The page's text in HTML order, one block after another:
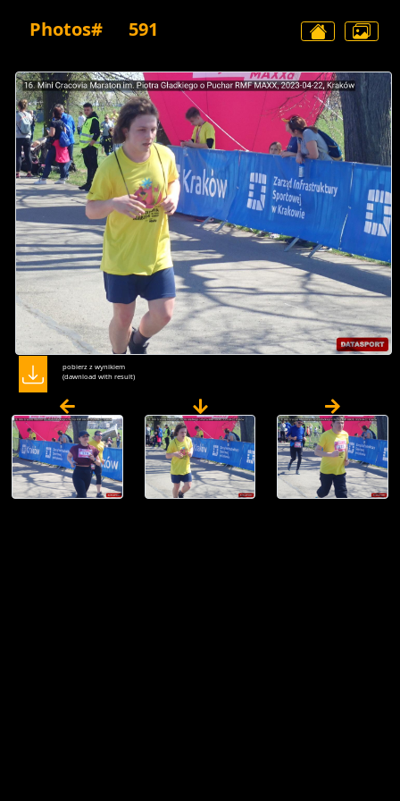
Photos# 591
pobierz z wynikiem
(dawnload with result)